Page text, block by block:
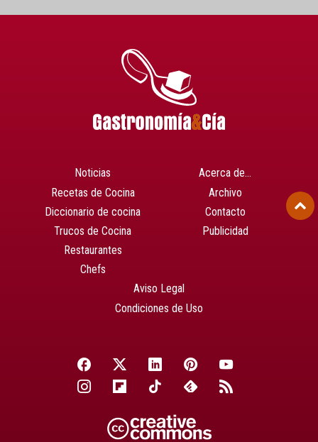
Noticias
Recetas de Cocina
Diccionario de cocina
Trucos de Cocina
Restaurantes
Chefs
Acerca de…
Archivo
Contacto
Publicidad
Aviso Legal
Condiciones de Uso